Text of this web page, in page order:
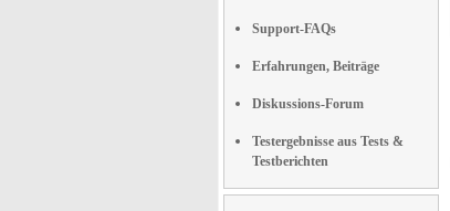
Support-FAQs
Erfahrungen, Beiträge
Diskussions-Forum
Testergebnisse aus Tests &
Testberichten